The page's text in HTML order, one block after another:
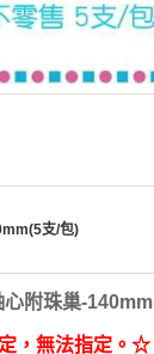
支/包)
附珠巢-140mm
，無法指定。☆